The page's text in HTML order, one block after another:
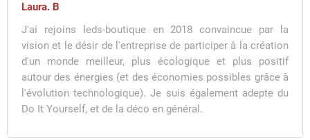
Laura. B
J'ai rejoins leds-boutique en 2018 convaincue par la
vision et le désir de l'entreprise de participer à la création
d'un monde meilleur, plus écologique et plus positif
autour des énergies (et des économies possibles grâce à
l'évolution technologique). Je suis également adepte du
Do It Yourself, et de la déco en général.